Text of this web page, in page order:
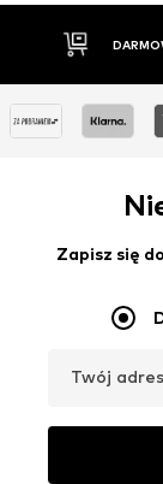
Zapisz się
Twój